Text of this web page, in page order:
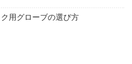
用グローブの選び方